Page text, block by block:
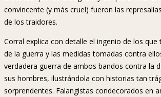
convincente (y más cruel) fueron las
de los traidores.
Corral explica con detalle el ingenio de los
de la guerra y las medidas tomadas contra
verdadera guerra de ambos bandos contra la
sus hombres, ilustrándola con historias tan
sorprendentes. Falangistas condecorados en